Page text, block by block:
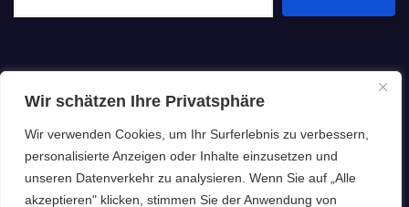
Wir schätzen Ihre Privatsphäre
Wir verwenden Cookies, um Ihr Surferlebnis zu verbessern,
personalisierte Anzeigen oder Inhalte einzusetzen und
unseren Datenverkehr zu analysieren. Wenn Sie auf „Alle
akzeptieren" klicken, stimmen Sie der Anwendung von
Spielzeug Blog
News | Tipps | Produkte